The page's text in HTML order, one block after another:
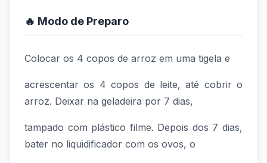
🔥 Modo de Preparo
Colocar os 4 copos de arroz em uma tigela e
acrescentar os 4 copos de leite, até cobrir o
arroz. Deixar na geladeira por 7 dias,
tampado com plástico filme. Depois dos 7 dias,
bater no liquidificador com os ovos, o